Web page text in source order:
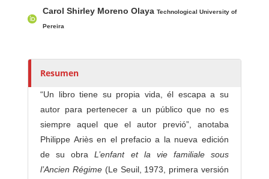
s
s
Carol Shirley Moreno OlayaTechnological University of
Pereira
Resumen
“Un libro tiene su propia vida, él escapa a su
autor para pertenecer a un público que no es
siempre aquel que el autor previó”, anotaba
Philippe Ariès en el prefacio a la nueva edición
de su obraL’enfant et la vie familiale sous
l’Ancien Régime(Le Seuil, 1973, primera versión